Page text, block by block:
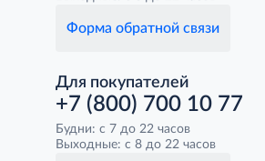
Форма обратной связи
Для покупателей
+7 (800) 700 10 77
Будни: с 7 до 22 часов
Выходные: с 8 до 22 часов